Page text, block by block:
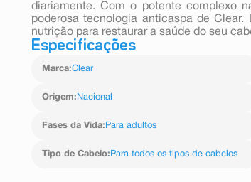
diariamente. Com o potente complexo
poderosa tecnologia anticaspa de
nutrição para restaurar a saúde do seu
Especificações
Marca:Clear
Origem: Nacional
Fases da Vida: Para adultos
Tipo de Cabelo: Para todos os tipos de cabelos